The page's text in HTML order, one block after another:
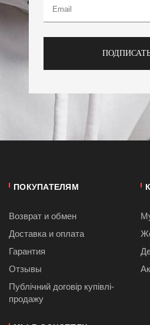
ПОКУПАТЕЛЯМ
Возврат и обмен
Доставка и оплата
Гарантия
Отзывы
Публiчний договiр купівлі-
продажу